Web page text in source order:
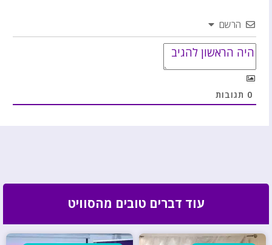
הרשם
0 תגובות
עוד דברים טובים מהסוויט